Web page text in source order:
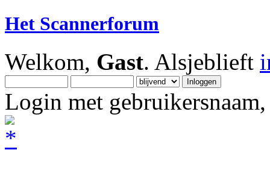
Het Scannerforum
Welkom, Gast. Alsjeblieft
Login met